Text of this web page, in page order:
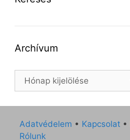
Archívum
Archívum
Adatvédelem • Kapcsolat •
Rólunk